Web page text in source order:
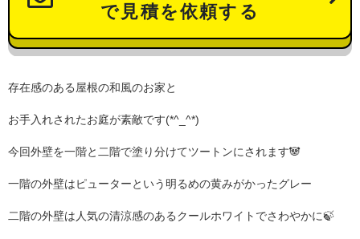
で見積を依頼する
存在感のある屋根の和風のお家と
お手入れされたお庭が素敵です(*^_^*)
今回外壁を一階と二階で塗り分けてツートンにされます🐼
一階の外壁はピューターという明るめの黄みがかったグレー
二階の外壁は人気の清涼感のあるクールホワイトでさわやかに🍃